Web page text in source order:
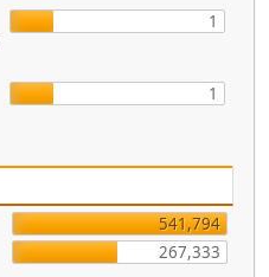
1
1
541,794
267,333